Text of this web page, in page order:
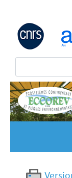
Panneau de